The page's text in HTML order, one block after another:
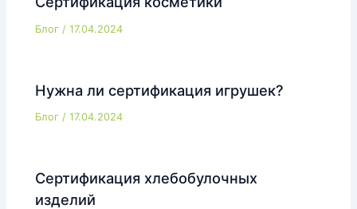
Блог /17.04.2024
Нужна ли сертификация игрушек?
Блог /17.04.2024
Сертификация хлебобулочных
изделий